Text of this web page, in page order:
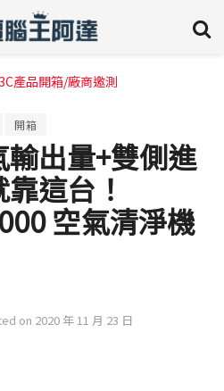
產品開箱/廠商邀測
開箱
出量+雙側進
這台！
空氣清淨機
on 2020 年 11 月 23 日